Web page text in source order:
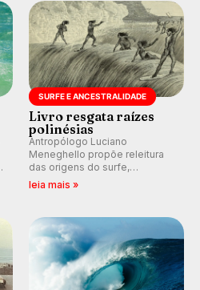
SURFE E ANCESTRALIDADE
Livro resgata raízes
polinésias
Antropólogo Luciano
Meneghello propõe releitura
das origens do surfe,
resgatando a cultura polinésia
prática em esporte e indústria.
leia mais »